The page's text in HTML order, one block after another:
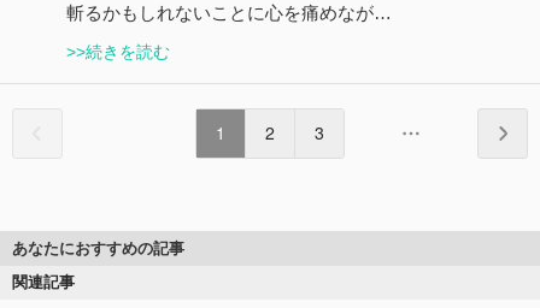
斬るかもしれないことに心を痛めなが…
>>続きを読む
1 2 3
あなたにおすすめの記事
関連記事